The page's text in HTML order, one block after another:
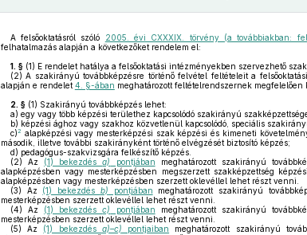
A felsőoktatásról szóló 2005. évi CXXXIX. törvény (a továbbiakban:
felhatalmazás alapján a következőket rendelem el:
1. §(1) E rendelet hatálya a felsőoktatási intézményekben szervezhető
(2) A szakirányú továbbképzésre történő felvétel feltételeit a
alapján e rendelet 4. §-ában meghatározott feltételrendszernek
2. §(1) Szakirányú továbbképzés lehet:
a) egy vagy több képzési területhez kapcsolódó szakirányú
b) képzési ághoz vagy szakhoz közvetlenül kapcsolódó, speciális
c)2 alapképzési vagy mesterképzési szak képzési és kimeneti
második, illetve további szakirányként történő elvégzését biztosító képzés;
d) pedagógus-szakvizsgára felkészítő képzés.
(2) Az (1) bekezdésa) pontjában meghatározott szakirányú
alapképzésben vagy mesterképzésben megszerzett szakképzettség
alapképzésben vagy mesterképzésben szerzett oklevéllel lehet részt venni.
(3) Az (1) bekezdés b) pontjában meghatározott szakirányú
mesterképzésben szerzett oklevéllel lehet részt venni.
(4) Az (1) bekezdésc) pontjában meghatározott szakirányú
mesterképzésben szerzett oklevéllel lehet részt venni.
(5) Az (1) bekezdés a)–c) pontjaiban meghatározott szakirányú